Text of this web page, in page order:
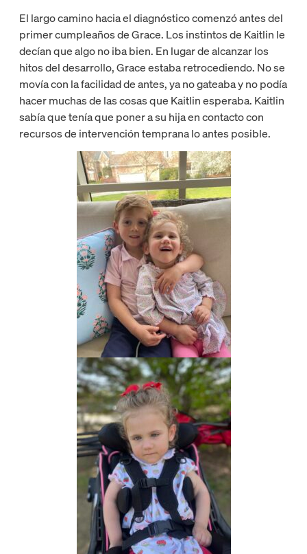
El largo camino hacia el diagnóstico comenzó antes del
primer cumpleaños de Grace. Los instintos de Kaitlin le
decían que algo no iba bien. En lugar de alcanzar los
hitos del desarrollo, Grace estaba retrocediendo. No se
movía con la facilidad de antes, ya no gateaba y no podía
hacer muchas de las cosas que Kaitlin esperaba. Kaitlin
sabía que tenía que poner a su hija en contacto con
recursos de intervención temprana lo antes posible.